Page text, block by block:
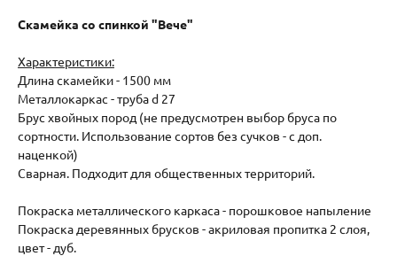
Скамейка со спинкой "Вече"
Характеристики:
Длина скамейки - 1500 мм
Металлокаркас - труба d 27
Брус хвойных пород (не предусмотрен выбор бруса по
сортности. Использование сортов без сучков - с доп.
наценкой)
Сварная. Подходит для общественных территорий.
Покраска металлического каркаса - порошковое напыление
Покраска деревянных брусков - акриловая пропитка 2 слоя,
цвет - дуб.